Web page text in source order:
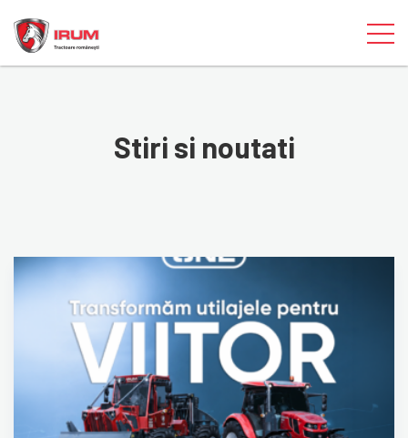
Stiri si noutati